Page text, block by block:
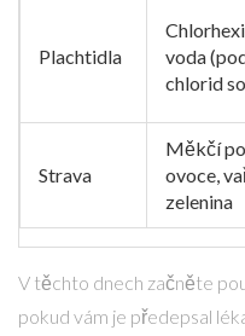
Plachtidla
voda
chlorid
Strava
Měkčí
ovoce,
zelenina
V těchto dnech začněte
pokud vám je předepsal